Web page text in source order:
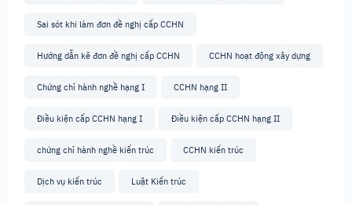
Sai sót khi làm đơn đề nghị cấp CCHN
Hướng dẫn kê đơn đề nghị cấp CCHN CCHN hoạt động xây dựng
Chứng chỉ hành nghề hạng I CCHN hạng II
Điều kiện cấp CCHN hạng I Điều kiện cấp CCHN hạng II
chứng chỉ hành nghề kiến trúc CCHN kiến trúc
Dịch vụ kiến trúc Luật Kiến trúc